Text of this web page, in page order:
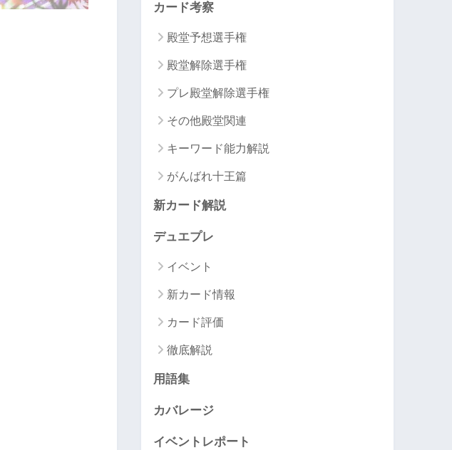
カード考察
殿堂予想選手権
殿堂解除選手権
プレ殿堂解除選手権
その他殿堂関連
キーワード能力解説
がんばれ十王篇
新カード解説
デュエプレ
イベント
新カード情報
カード評価
徹底解説
用語集
カバレージ
イベントレポート